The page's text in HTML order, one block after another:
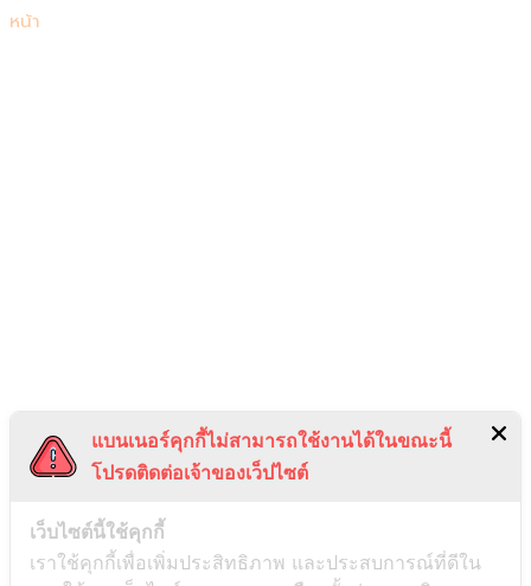
หน้า
mademindday.forwork@gmail.com
แบนเนอร์คุกกี้ไม่สามารถใช้งานได้ในขณะนี้
โปรดติดต่อเจ้าของเว็ปไซต์
เว็บไซต์นี้ใช้คุกกี้
เราใช้คุกกี้เพื่อเพิ่มประสิทธิภาพ และประสบการณ์ที่ดีใน